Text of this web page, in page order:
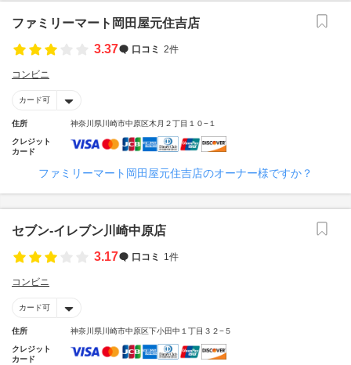
ファミリーマート岡田屋元住吉店
3.37
口コミ 2件
コンビニ
カード可
住所 神奈川県川崎市中原区木月２丁目１０−１
クレジット
カード
ファミリーマート岡田屋元住吉店のオーナー様ですか？
セブン‐イレブン川崎中原店
3.17
口コミ 1件
コンビニ
カード可
住所 神奈川県川崎市中原区下小田中１丁目３２−５
クレジット
カード